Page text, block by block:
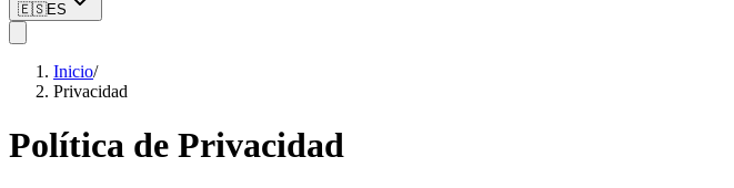
🇪🇸ES
Inicio/
Privacidad
Política de Privacidad